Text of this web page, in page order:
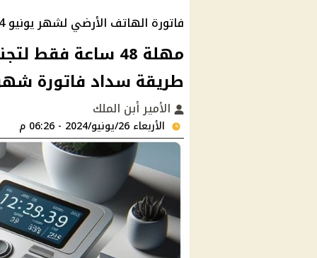
فاتورة الهاتف الأرضي لشهر يونيو 2024
مهلة 48 ساعة
طريقة سداد فاتورة شهر يونيو
الأمير أبن الملك
الأربعاء 26/يونيو/2024 - 06:26 م